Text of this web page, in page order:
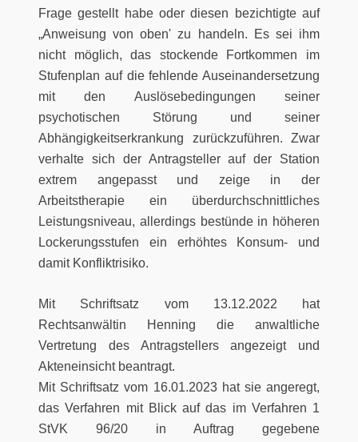
Frage gestellt habe oder diesen bezichtigte auf
„Anweisung von oben' zu handeln. Es sei ihm
nicht möglich, das stockende Fortkommen im
Stufenplan auf die fehlende Auseinandersetzung
mit den Auslösebedingungen seiner
psychotischen Störung und seiner
Abhängigkeitserkrankung zurückzuführen. Zwar
verhalte sich der Antragsteller auf der Station
extrem angepasst und zeige in der
Arbeitstherapie ein überdurchschnittliches
Leistungsniveau, allerdings bestünde in höheren
Lockerungsstufen ein erhöhtes Konsum- und
damit Konfliktrisiko.
Mit Schriftsatz vom 13.12.2022 hat
Rechtsanwältin Henning die anwaltliche
Vertretung des Antragstellers angezeigt und
Akteneinsicht beantragt.
Mit Schriftsatz vom 16.01.2023 hat sie angeregt,
das Verfahren mit Blick auf das im Verfahren 1
StVK 96/20 in Auftrag gegebene